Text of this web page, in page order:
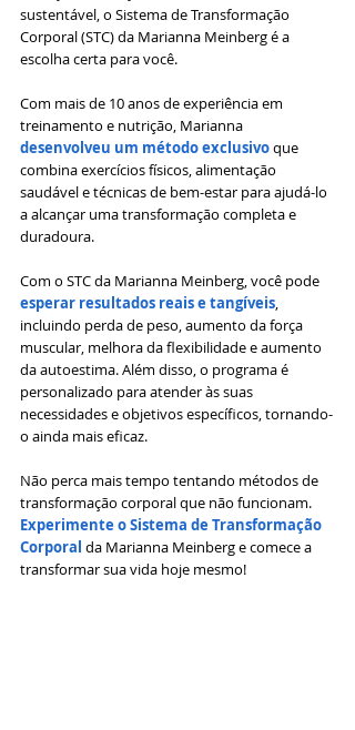
sustentável, o Sistema de Transformação
Corporal (STC) da Marianna Meinberg é a
escolha certa para você.
Com mais de 10 anos de experiência em
treinamento e nutrição, Marianna
desenvolveu um método exclusivo que
combina exercícios físicos, alimentação
saudável e técnicas de bem-estar para ajudá-lo
a alcançar uma transformação completa e
duradoura.
Com o STC da Marianna Meinberg, você pode
esperar resultados reais e tangíveis,
incluindo perda de peso, aumento da força
muscular, melhora da flexibilidade e aumento
da autoestima. Além disso, o programa é
personalizado para atender às suas
necessidades e objetivos específicos, tornando-
o ainda mais eficaz.
Não perca mais tempo tentando métodos de
transformação corporal que não funcionam.
Experimente o Sistema de Transformação
Corporal da Marianna Meinberg e comece a
transformar sua vida hoje mesmo!